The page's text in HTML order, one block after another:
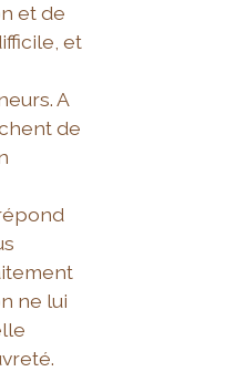
et de
et
A
de
ne lui